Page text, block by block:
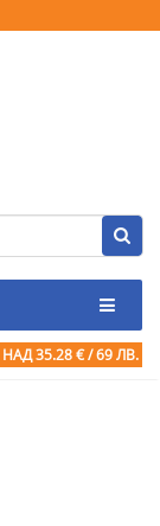
НАД 35.28 € / 69 ЛВ.